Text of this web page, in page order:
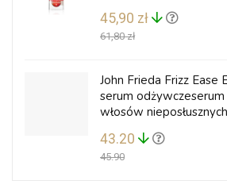
45,90 zł
61,80 zł
John Frieda Frizz Ease
serum
włosów
43.20
45.90